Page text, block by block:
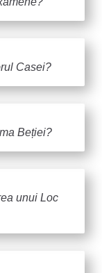
Casei?
Beției?
unui Loc